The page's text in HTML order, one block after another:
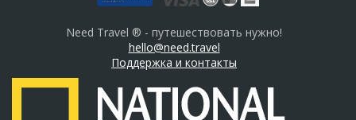
Need Travel ® - путешествовать нужно!
hello@need.travel
Поддержка и контакты